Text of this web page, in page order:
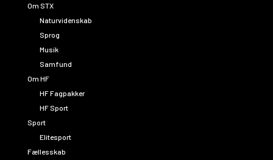
Om STX
Naturvidenskab
Sprog
Musik
Samfund
Om HF
HF Fagpakker
HF Sport
Sport
Elitesport
Fællesskab